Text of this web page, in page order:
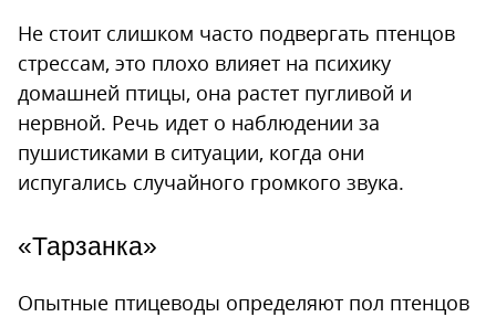
Не стоит слишком часто подвергать птенцов
стрессам, это плохо влияет на психику
домашней птицы, она растет пугливой и
нервной. Речь идет о наблюдении за
пушистиками в ситуации, когда они
испугались случайного громкого звука.
«Тарзанка»
Опытные птицеводы определяют пол птенцов